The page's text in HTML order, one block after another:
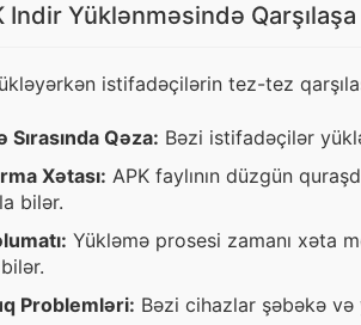
Indir Yüklənməsində
istifadəçilərin tez-tez
Sırasında Qəza: Bəzi istifadəçilər
Xətası: APK faylının düzgün
bilər.
Yükləmə prosesi zamanı xəta
Problemləri: Bəzi cihazlar şəbəkə və